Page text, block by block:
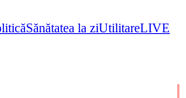
Sănătatea la ziUtilitareLIVE